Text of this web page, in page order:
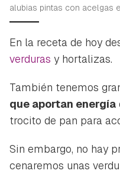
alubias pintas con acelgas
En la receta de hoy
verduras y hortalizas.
También tenemos
que aportan energía
trocito de pan para
Sin embargo, no hay
cenaremos unas